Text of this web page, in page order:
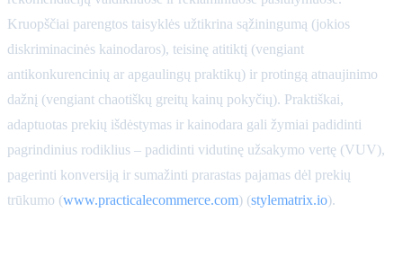
Kruopščiai parengtos taisyklės užtikrina sąžiningumą (jokios
diskriminacinės kainodaros), teisinę atitiktį (vengiant
antikonkurencinių ar apgaulingų praktikų) ir protingą atnaujinimo
dažnį (vengiant chaotiškų greitų kainų pokyčių). Praktiškai,
adaptuotas prekių išdėstymas ir kainodara gali žymiai padidinti
pagrindinius rodiklius – padidinti vidutinę užsakymo vertę (VUV),
pagerinti konversiją ir sumažinti prarastas pajamas dėl prekių
trūkumo (www.practicalecommerce.com) (stylematrix.io).